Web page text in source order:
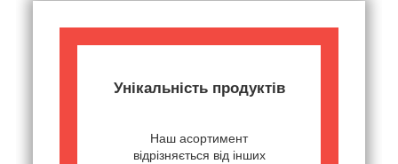
Унікальність продуктів
Наш асортимент
відрізняється від інших